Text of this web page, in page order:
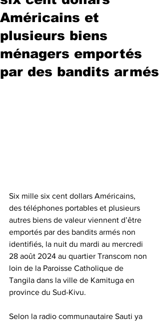
Américains et
plusieurs biens
ménagers emportés
par des bandits armés
Six mille six cent dollars Américains,
des téléphones portables et plusieurs
autres biens de valeur viennent d’être
emportés par des bandits armés non
identifiés, la nuit du mardi au mercredi
28 août 2024 au quartier Transcom non
loin de la Paroisse Catholique de
Tangila dans la ville de Kamituga en
province du Sud-Kivu.
Selon la radio communautaire Sauti ya